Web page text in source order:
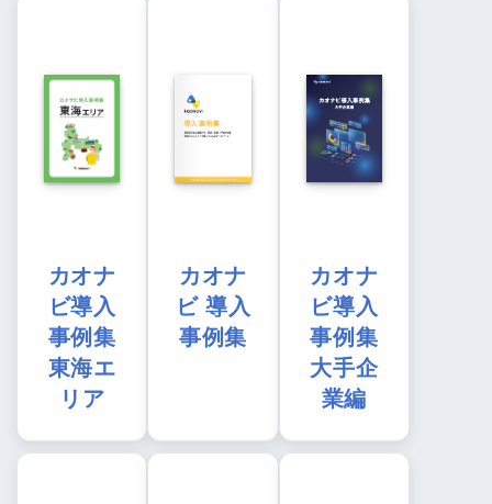
カオナ
ビ導入
事例集
東海エ
リア
カオナ
ビ 導入
事例集
カオナ
ビ導入
事例集
大手企
業編